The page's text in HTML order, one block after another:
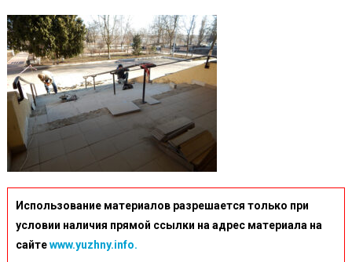
Использование материалов разрешается только при
условии наличия прямой ссылки на адрес материала на
сайтеwww.yuzhny.info.